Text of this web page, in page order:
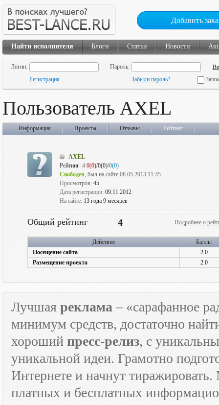
Добавить
Найти исполнителя Блоги Статьи Новости
Логин:
Пароль:
Регистрация
Забыли пароль?
Пользователь AXEL
Информация Проекты Отзывы Рейтинг
AXEL
Рейтинг: 4 0(0)/0(0)/0(0)
Свободен, был на сайте 08.05.2013 11:45
Просмотров: 45
Дата регистрации: 09.11.2012
На сайте: 13 года 9 месяцев
Общий рейтинг 4 Подробнее о
Действие
Баллы
Посещение сайта
2.0
Размещение проекта
2.0
Лучшая реклама – «сарафанное
минимум средств, достаточно
хороший пресс-релиз, с
уникальной идеи. Грамотно
Интернете и начнут
платных и бесплатных